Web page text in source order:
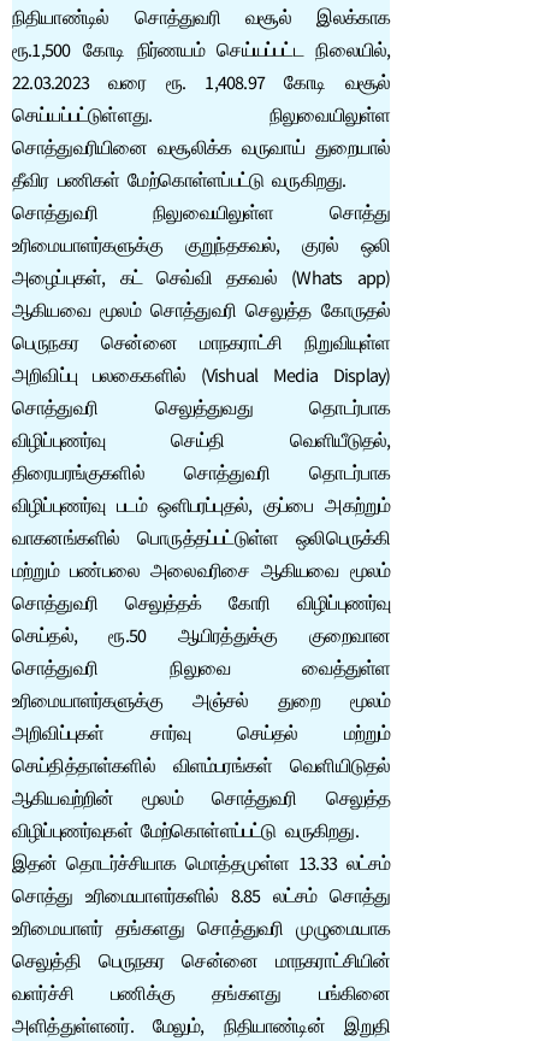
நிதியாண்டில் சொத்துவரி வசூல் இலக்காக
ரூ.1,500 கோடி நிர்ணயம் செய்யப்பட்ட நிலையில்,
22.03.2023 வரை ரூ. 1,408.97 கோடி வசூல்
செய்யப்பட்டுள்ளது. நிலுவையிலுள்ள
சொத்துவரியினை வசூலிக்க வருவாய் துறையால்
தீவிர பணிகள் மேற்கொள்ளப்பட்டு வருகிறது.
சொத்துவரி நிலுவையிலுள்ள சொத்து
உரிமையாளர்களுக்கு குறுந்தகவல், குரல் ஒலி
அழைப்புகள், கட் செவ்வி தகவல் (Whats app)
ஆகியவை மூலம் சொத்துவரி செலுத்த கோருதல்
பெருநகர சென்னை மாநகராட்சி நிறுவியுள்ள
அறிவிப்பு பலகைகளில் (Vishual Media Display)
சொத்துவரி செலுத்துவது தொடர்பாக
விழிப்புணர்வு செய்தி வெளியீடுதல்,
திரையரங்குகளில் சொத்துவரி தொடர்பாக
விழிப்புணர்வு படம் ஒளிபரப்புதல், குப்பை அகற்றும்
வாகனங்களில் பொருத்தப்பட்டுள்ள ஒலிபெருக்கி
மற்றும் பண்பலை அலைவரிசை ஆகியவை மூலம்
சொத்துவரி செலுத்தக் கோரி விழிப்புணர்வு
செய்தல், ரூ.50 ஆயிரத்துக்கு குறைவான
சொத்துவரி நிலுவை வைத்துள்ள
உரிமையாளர்களுக்கு அஞ்சல் துறை மூலம்
அறிவிப்புகள் சார்வு செய்தல் மற்றும்
செய்தித்தாள்களில் விளம்பரங்கள் வெளியிடுதல்
ஆகியவற்றின் மூலம் சொத்துவரி செலுத்த
விழிப்புணர்வுகள் மேற்கொள்ளப்பட்டு வருகிறது.
இதன் தொடர்ச்சியாக மொத்தமுள்ள 13.33 லட்சம்
சொத்து உரிமையாளர்களில் 8.85 லட்சம் சொத்து
உரிமையாளர் தங்களது சொத்துவரி முழுமையாக
செலுத்தி பெருநகர சென்னை மாநகராட்சியின்
வளர்ச்சி பணிக்கு தங்களது பங்கினை
அளித்துள்ளனர். மேலும், நிதியாண்டின் இறுதி